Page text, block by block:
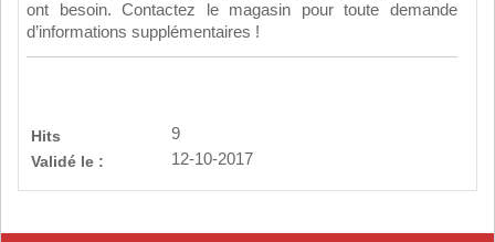
ont besoin. Contactez le magasin pour toute demande
d’informations supplémentaires !
Hits
9
Validé le :
12-10-2017